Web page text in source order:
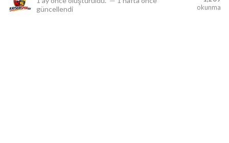
güncellendi
okunma